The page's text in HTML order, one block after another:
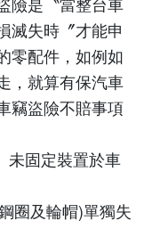
滅失時〞才能申
零配件，如例如
，就算有保汽車
竊盜險不賠事項
未固定裝置於車
圈及輪帽)單獨失